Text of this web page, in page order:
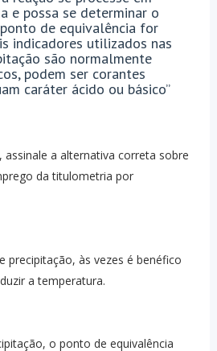
e possa se determinar o
de equivalência for
indicadores utilizados nas
são normalmente
podem ser corantes
caráter ácido ou básico”
a alternativa correta sobre
da titulometria por
precipitação, às vezes é benéfico
a temperatura.
o ponto de equivalência